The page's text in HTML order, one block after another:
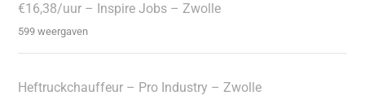
€16,38/uur – Inspire Jobs – Zwolle
599 weergaven
Heftruckchauffeur – Pro Industry – Zwolle